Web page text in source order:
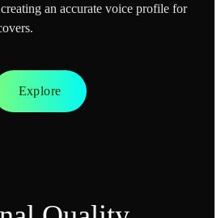
an accurate voice profile for
Explore